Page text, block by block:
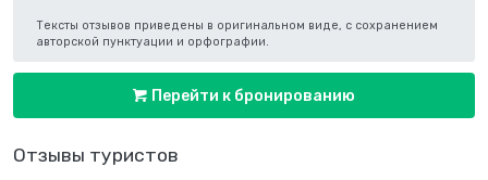
Отзывы туристов
Тексты отзывов приведены в оригинальном виде, с сохранением
авторской пунктуации и орфографии.
Перейти к бронированию